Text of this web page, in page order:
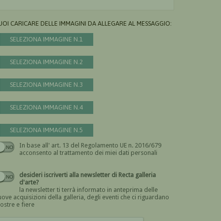
CARICARE DELLE IMMAGINI DA ALLEGARE AL MESSAGGIO:
SELEZIONA IMMAGINE N.1
SELEZIONA IMMAGINE N.2
SELEZIONA IMMAGINE N.3
SELEZIONA IMMAGINE N.4
SELEZIONA IMMAGINE N.5
In base all' art. 13 del Regolamento UE n. 2016/679
acconsento al trattamento dei miei dati personali
Devi dare il consenso
desideri iscriverti alla newsletter di Recta galleria
d'arte?
la newsletter ti terrà informato in anteprima delle
acquisizioni della galleria, degli eventi che ci riguardano
e fiere